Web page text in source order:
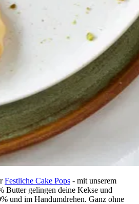
Festliche Cake Pops - mit unserem
Butter gelingen deine Kekse und
und im Handumdrehen. Ganz ohne